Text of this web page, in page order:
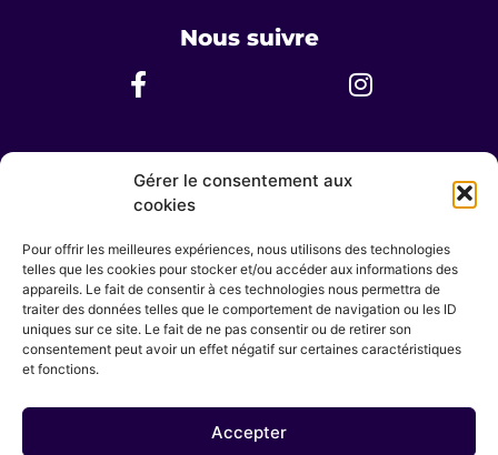
Gérer le consentement aux
cookies
Pour offrir les meilleures expériences, nous utilisons des technologies
telles que les cookies pour stocker et/ou accéder aux informations des
appareils. Le fait de consentir à ces technologies nous permettra de
traiter des données telles que le comportement de navigation ou les ID
uniques sur ce site. Le fait de ne pas consentir ou de retirer son
consentement peut avoir un effet négatif sur certaines caractéristiques
et fonctions.
Accepter
Nous suivre
Nous contacter
Horaires d’ouvertures
English spoken
Hablamos español
contact@centre-sowa-rigpa.fr
07 62 92 20 94
23 avenue Pasteur